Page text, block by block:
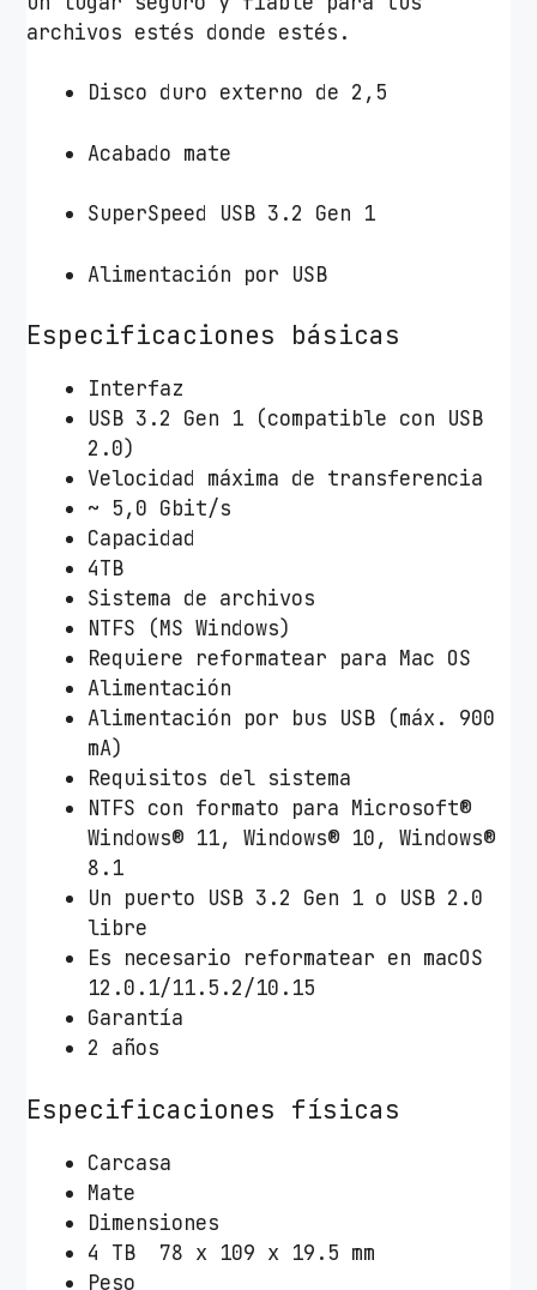
archivos estés donde estés.
Disco duro externo de 2,5
Acabado mate
SuperSpeed USB 3.2 Gen 1
Alimentación por USB
Especificaciones básicas
Interfaz
USB 3.2 Gen 1 (compatible con USB
2.0)
Velocidad máxima de transferencia
~ 5,0 Gbit/s
Capacidad
4TB
Sistema de archivos
NTFS (MS Windows)
Requiere reformatear para Mac OS
Alimentación
Alimentación por bus USB (máx. 900
mA)
Requisitos del sistema
NTFS con formato para Microsoft®
Windows® 11, Windows® 10, Windows®
8.1
Un puerto USB 3.2 Gen 1 o USB 2.0
libre
Es necesario reformatear en macOS
12.0.1/11.5.2/10.15
Garantía
2 años
Especificaciones físicas
Carcasa
Mate
Dimensiones
4 TB 78 x 109 x 19.5 mm
Peso